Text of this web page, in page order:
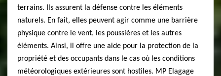
terrains. Ils assurent la défense contre les éléments
naturels. En fait, elles peuvent agir comme une barrière
physique contre le vent, les poussières et les autres
éléments. Ainsi, il offre une aide pour la protection de la
propriété et des occupants dans le cas où les conditions
météorologiques extérieures sont hostiles. MP Elagage